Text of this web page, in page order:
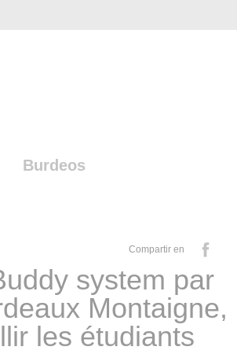
Burdeos
Compartir en
system par
Montaigne,
les étudiants